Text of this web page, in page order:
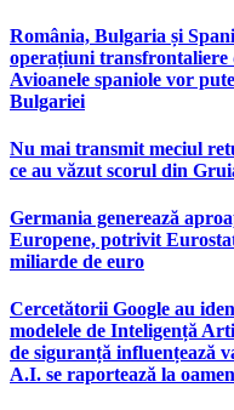
România, Bulgaria și
operațiuni
Avioanele spaniole vor
Bulgariei
Nu mai transmit meciul
ce au văzut scorul din
Germania generează
Europene, potrivit
miliarde de euro
Cercetătorii Google au
modelele de Inteligență
de siguranță influențează
A.I. se raportează la